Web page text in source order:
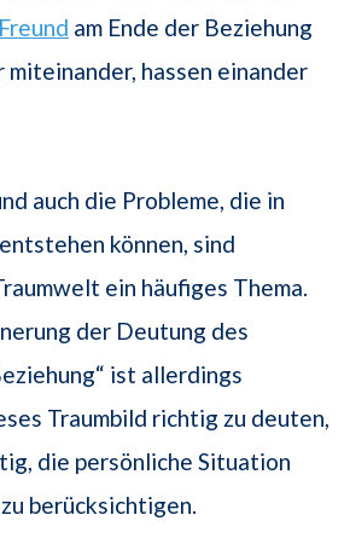
am Ende der Beziehung
miteinander, hassen einander
auch die Probleme, die in
können, sind
ein häufiges Thema.
der Deutung des
ist allerdings
Traumbild richtig zu deuten,
die persönliche Situation
berücksichtigen.